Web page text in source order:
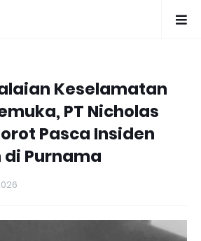
Keselamatan
PT Nicholas
Pasca Insiden
Purnama